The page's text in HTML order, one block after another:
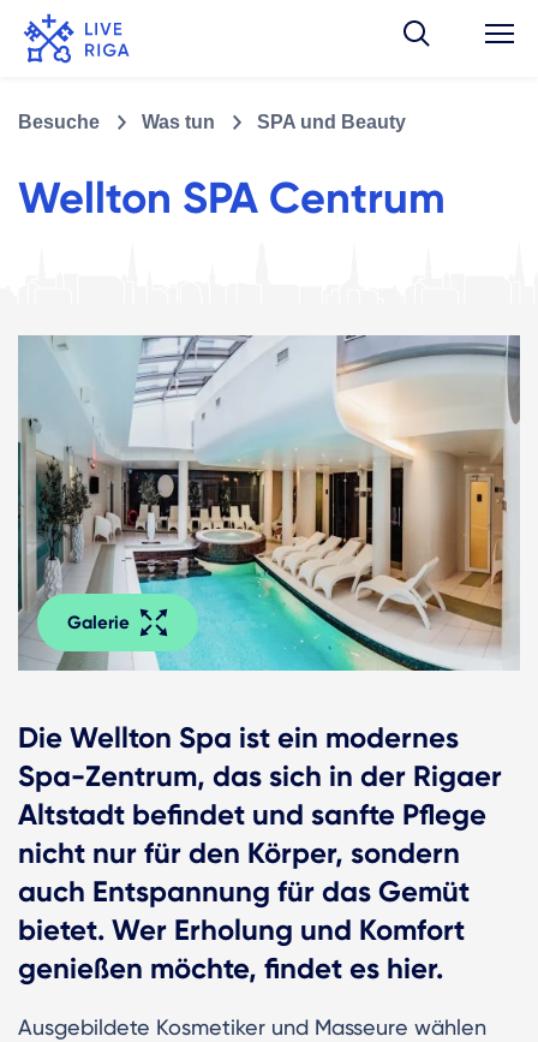
Besuche Was tun SPA und Beauty
Wellton SPA Centrum
Galerie
Die Wellton Spa ist ein modernes
Spa-Zentrum, das sich in der Rigaer
Altstadt befindet und sanfte Pflege
nicht nur für den Körper, sondern
auch Entspannung für das Gemüt
bietet. Wer Erholung und Komfort
genießen möchte, findet es hier.
Ausgebildete Kosmetiker und Masseure wählen